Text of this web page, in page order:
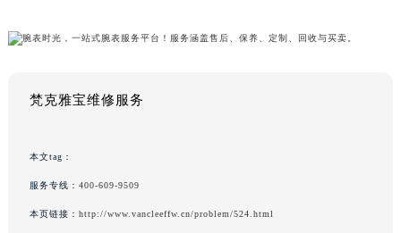
梵克雅宝维修服务
本文tag：
服务专线： 400-609-9509
本页链接： http://www.vancleeffw.cn/problem/524.html